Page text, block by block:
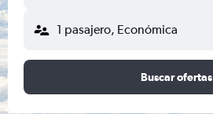
1 pasajero, Económica
Buscar ofertas